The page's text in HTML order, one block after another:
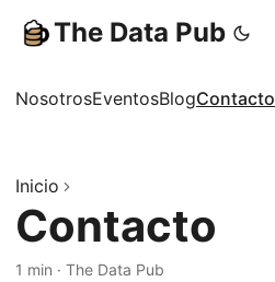
The Data Pub
NosotrosEventosBlogContacto
Inicio
Contacto
1 min · The Data Pub